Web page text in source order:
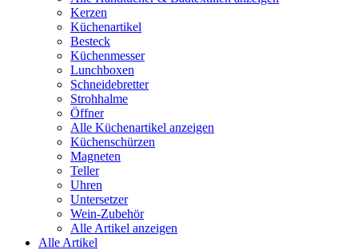
Kerzen
Küchenartikel
Besteck
Küchenmesser
Lunchboxen
Schneidebretter
Strohhalme
Öffner
Alle Küchenartikel anzeigen
Küchenschürzen
Magneten
Teller
Uhren
Untersetzer
Wein-Zubehör
Alle Artikel anzeigen
Alle Artikel